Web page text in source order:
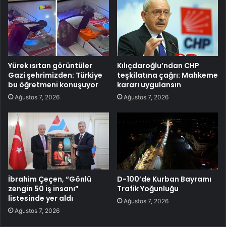
Yürek ısıtan görüntüler
Gazi şehrimizden: Türkiye
bu öğretmeni konuşuyor
Ağustos 7, 2026
Kılıçdaroğlu’ndan CHP
teşkilatına çağrı: Mahkeme
kararı uygulansın
Ağustos 7, 2026
İbrahim Çeçen, “Gönlü
zengin 50 iş insanı”
listesinde yer aldı
Ağustos 7, 2026
D-100’de Kurban Bayramı
Trafik Yoğunluğu
Ağustos 7, 2026